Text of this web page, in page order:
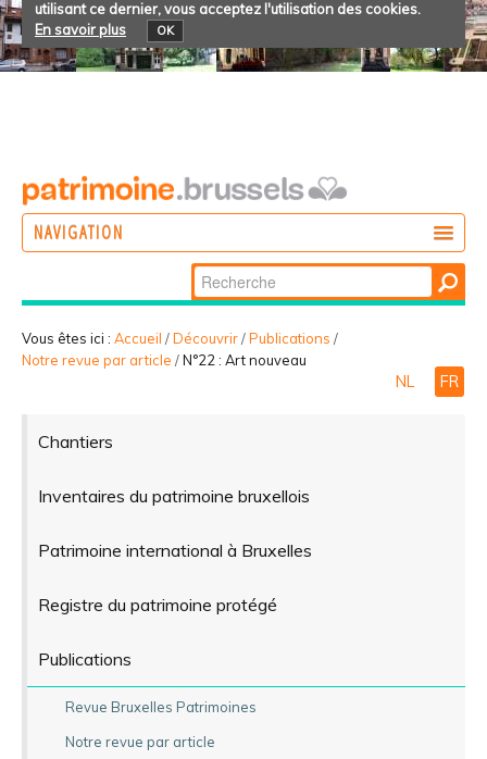
utilisant ce dernier, vous acceptez l'utilisation des cookies.
En savoir plus
OK
NAVIGATION
PARTICIPER
Chercher par
Recherche
avancée…
Vous êtes ici : Accueil /Découvrir/Publications /
Notre revue par article /N°22 : Art nouveau
NL FR
Chantiers
Inventaires du patrimoine bruxellois
Patrimoine international à Bruxelles
Registre du patrimoine protégé
Publications
Revue Bruxelles Patrimoines
Notre revue par article